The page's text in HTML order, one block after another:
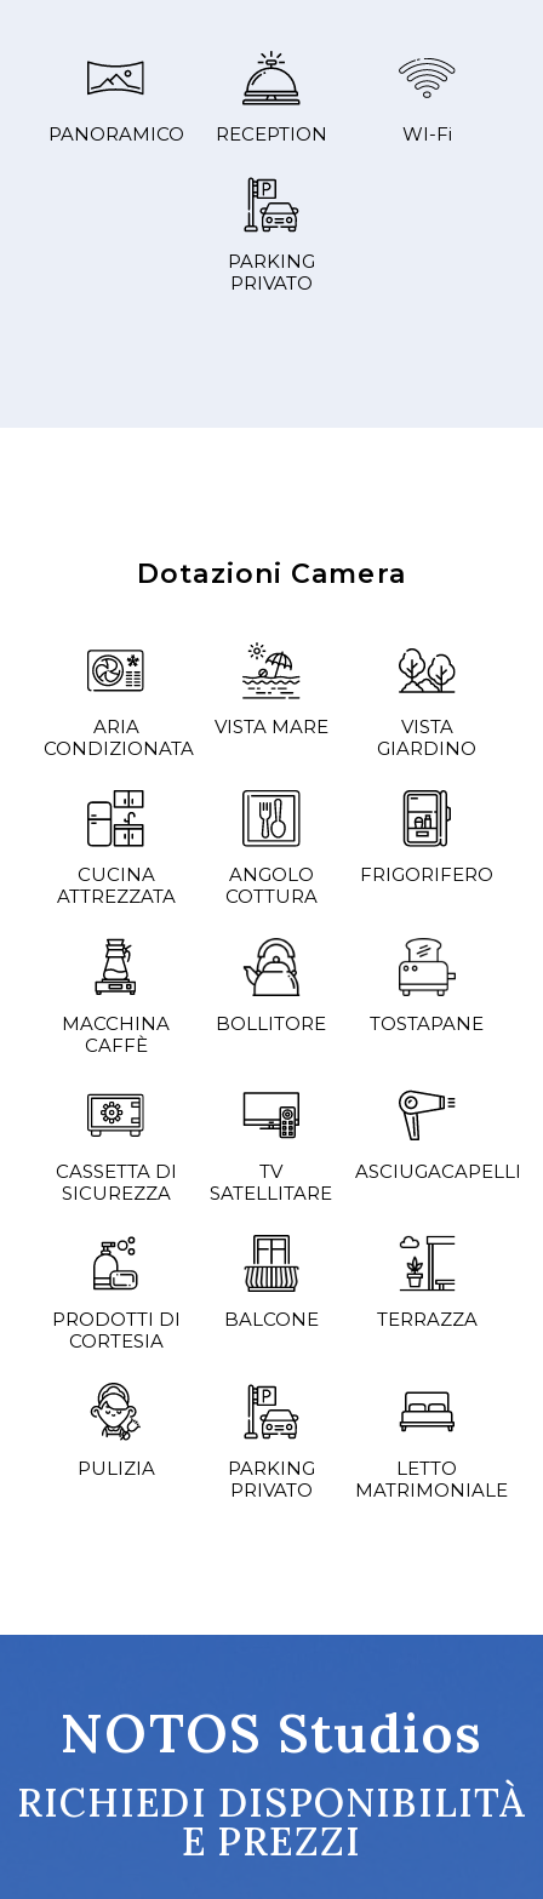
PANORAMICO RECEPTION WI-Fi
PARKING
PRIVATO
Dotazioni Camera
ARIA
CONDIZIONATA
VISTA MARE
VISTA
GIARDINO
CUCINA
ATTREZZATA
ANGOLO
COTTURA
FRIGORIFERO
MACCHINA
CAFFÈ
BOLLITORE TOSTAPANE
CASSETTA DI
SICUREZZA
TV
SATELLITARE
ASCIUGACAPELLI
PRODOTTI DI
CORTESIA
BALCONE TERRAZZA
PULIZIA
PARKING
PRIVATO
LETTO
MATRIMONIALE
NOTOS Studios
RICHIEDI DISPONIBILITÀ
E PREZZI